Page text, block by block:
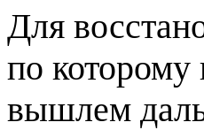
Для
по
вышлем